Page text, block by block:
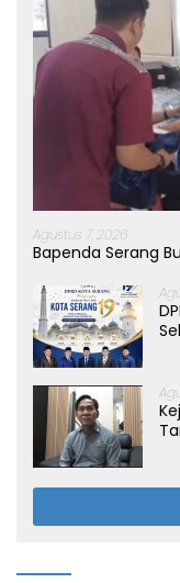
Agustus 7, 2026
Bapenda Serang